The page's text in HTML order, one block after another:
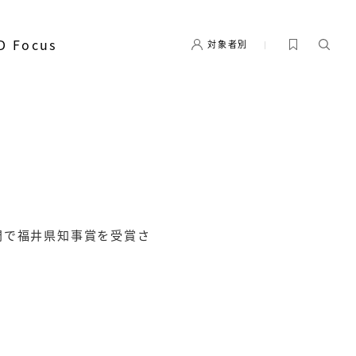
Focus 対象者別
で福井県知事賞を受賞さ